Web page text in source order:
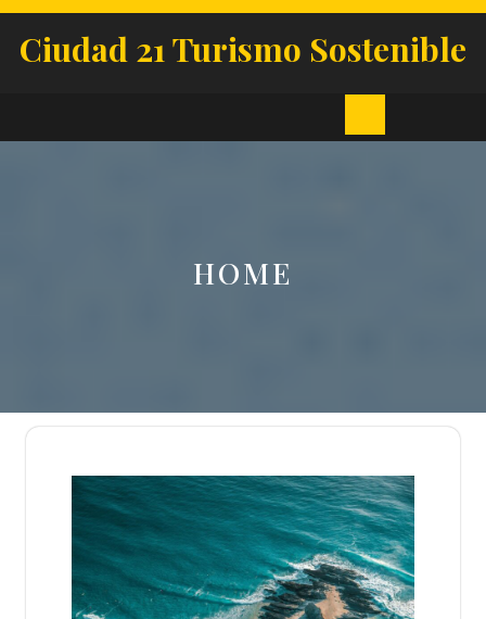
Skip
content
Ciudad 21 Turismo Sostenible
Open
HOME